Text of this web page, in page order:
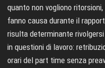
quanto non vogliono
fanno causa durante il
risulta determinante
in questioni di lavoro:
orari del part time senza